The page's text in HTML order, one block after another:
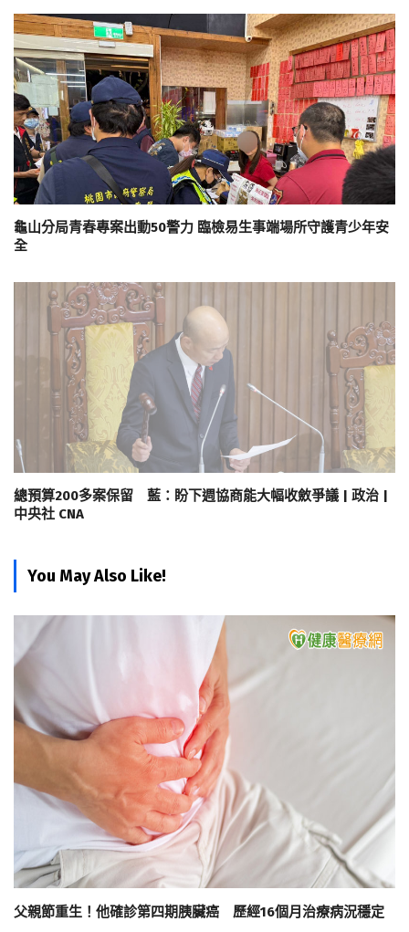
龜山分局青春專案出動50警力 臨檢易生事端場所守護青少年安
全
總預算200多案保留 藍：盼下週協商能大幅收斂爭議 | 政治 |
中央社 CNA
You May Also Like!
父親節重生！他確診第四期胰臟癌 歷經16個月治療病況穩定